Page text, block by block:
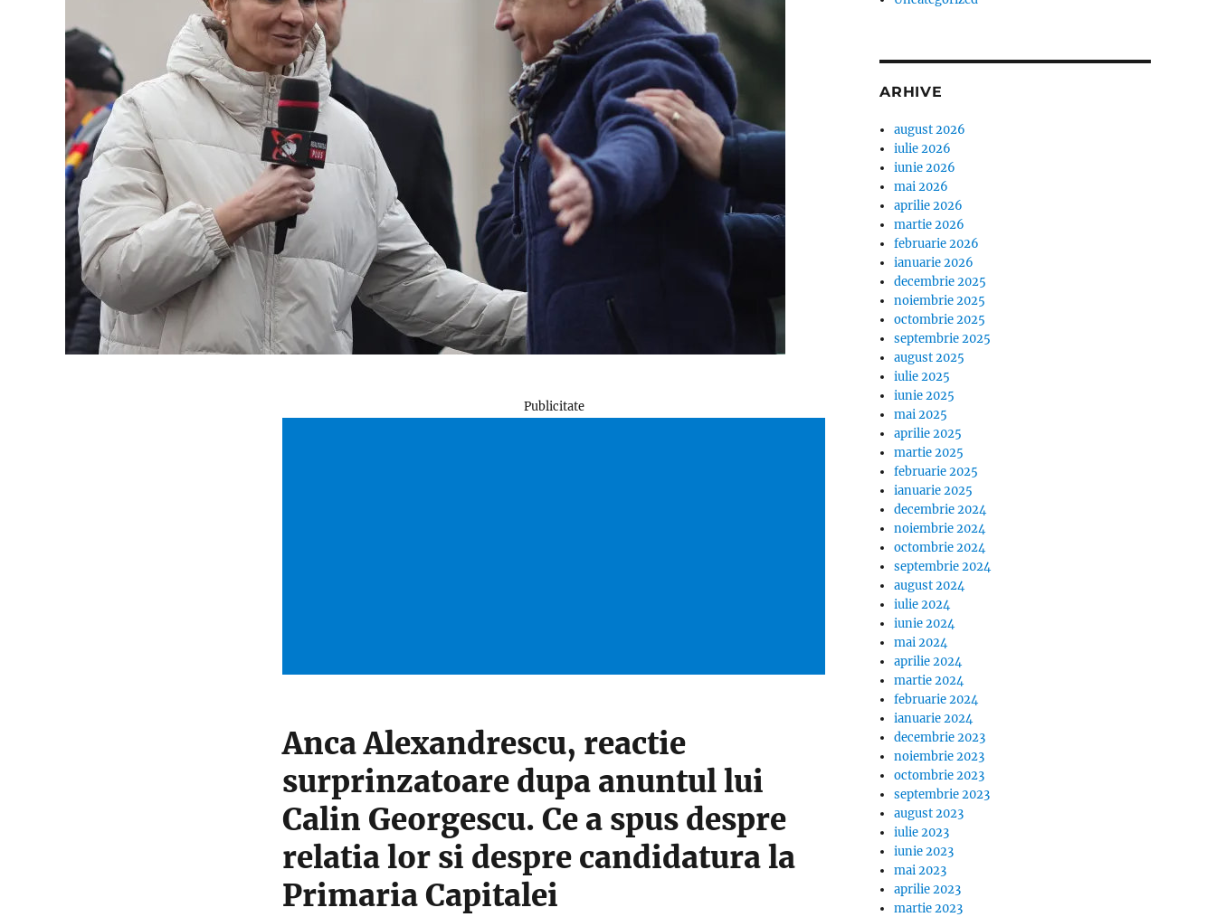
Publicitate
Anca Alexandrescu, reactie
surprinzatoare dupa anuntul lui
Calin Georgescu. Ce a spus despre
relatia lor si despre candidatura la
Primaria Capitalei
ARHIVE
august 2026
iulie 2026
iunie 2026
mai 2026
aprilie 2026
martie 2026
februarie 2026
ianuarie 2026
decembrie 2025
noiembrie 2025
octombrie 2025
septembrie 2025
august 2025
iulie 2025
iunie 2025
mai 2025
aprilie 2025
martie 2025
februarie 2025
ianuarie 2025
decembrie 2024
noiembrie 2024
octombrie 2024
septembrie 2024
august 2024
iulie 2024
iunie 2024
mai 2024
aprilie 2024
martie 2024
februarie 2024
ianuarie 2024
decembrie 2023
noiembrie 2023
octombrie 2023
septembrie 2023
august 2023
iulie 2023
iunie 2023
mai 2023
aprilie 2023
martie 2023